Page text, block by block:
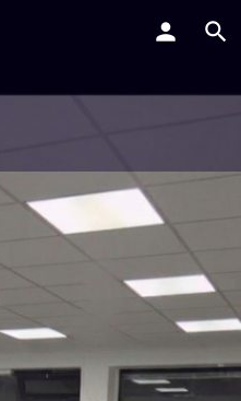
dansons, pas celle qu'on
qui tu es, comme tu es.